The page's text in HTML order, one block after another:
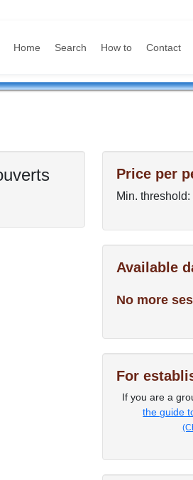
Home Search How to Contact
Price per
Min. threshold:
Available
No more
For
If you are a
the guide